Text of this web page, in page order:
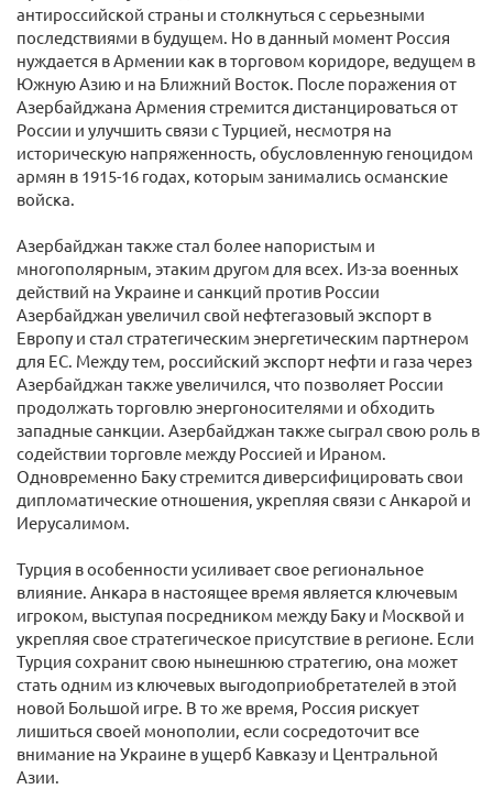
антироссийской страны и столкнуться с серьезными
последствиями в будущем. Но в данный момент Россия
нуждается в Армении как в торговом коридоре, ведущем в
Южную Азию и на Ближний Восток. После поражения от
Азербайджана Армения стремится дистанцироваться от
России и улучшить связи с Турцией, несмотря на
историческую напряженность, обусловленную геноцидом
армян в 1915-16 годах, которым занимались османские
войска.
Азербайджан также стал более напористым и
многополярным, этаким другом для всех. Из-за военных
действий на Украине и санкций против России
Азербайджан увеличил свой нефтегазовый экспорт в
Европу и стал стратегическим энергетическим партнером
для ЕС. Между тем, российский экспорт нефти и газа через
Азербайджан также увеличился, что позволяет России
продолжать торговлю энергоносителями и обходить
западные санкции. Азербайджан также сыграл свою роль в
содействии торговле между Россией и Ираном.
Одновременно Баку стремится диверсифицировать свои
дипломатические отношения, укрепляя связи с Анкарой и
Иерусалимом.
Турция в особенности усиливает свое региональное
влияние. Анкара в настоящее время является ключевым
игроком, выступая посредником между Баку и Москвой и
укрепляя свое стратегическое присутствие в регионе. Если
Турция сохранит свою нынешнюю стратегию, она может
стать одним из ключевых выгодоприобретателей в этой
новой Большой игре. В то же время, Россия рискует
лишиться своей монополии, если сосредоточит все
внимание на Украине в ущерб Кавказу и Центральной
Азии.